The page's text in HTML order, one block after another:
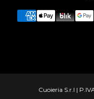
Cuoieria S.r.l |